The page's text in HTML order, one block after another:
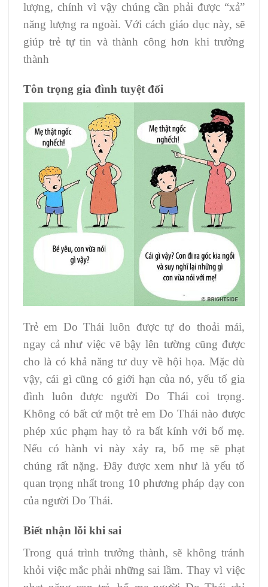
lượng, chính vì vậy chúng cần phải được “xả”
năng lượng ra ngoài. Với cách giáo dục này, sẽ
giúp trẻ tự tin và thành công hơn khi trưởng
thành
Tôn trọng gia đình tuyệt đối
Trẻ em Do Thái luôn được tự do thoải mái,
ngay cả như việc vẽ bậy lên tường cũng được
cho là có khả năng tư duy về hội họa. Mặc dù
vậy, cái gì cũng có giới hạn của nó, yếu tố gia
đình luôn được người Do Thái coi trọng.
Không có bất cứ một trẻ em Do Thái nào được
phép xúc phạm hay tỏ ra bất kính với bố mẹ.
Nếu có hành vi này xảy ra, bố mẹ sẽ phạt
chúng rất nặng. Đây được xem như là yếu tố
quan trọng nhất trong 10 phương pháp dạy con
của người Do Thái.
Biết nhận lỗi khi sai
Trong quá trình trưởng thành, sẽ không tránh
khỏi việc mắc phải những sai lầm. Thay vì việc